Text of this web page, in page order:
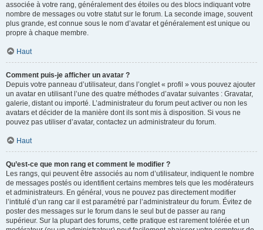
associée à votre rang, généralement des étoiles ou des blocs indiquant votre
nombre de messages ou votre statut sur le forum. La seconde image, souvent
plus grande, est connue sous le nom d’avatar et généralement est unique ou
propre à chaque membre.
Haut
Comment puis-je afficher un avatar ?
Depuis votre panneau d’utilisateur, dans l’onglet « profil » vous pouvez ajouter
un avatar en utilisant l’une des quatre méthodes d’avatar suivantes : Gravatar,
galerie, distant ou importé. L’administrateur du forum peut activer ou non les
avatars et décider de la manière dont ils sont mis à disposition. Si vous ne
pouvez pas utiliser d’avatar, contactez un administrateur du forum.
Haut
Qu’est-ce que mon rang et comment le modifier ?
Les rangs, qui peuvent être associés au nom d’utilisateur, indiquent le nombre
de messages postés ou identifient certains membres tels que les modérateurs
et administrateurs. En général, vous ne pouvez pas directement modifier
l’intitulé d’un rang car il est paramétré par l’administrateur du forum. Évitez de
poster des messages sur le forum dans le seul but de passer au rang
supérieur. Sur la plupart des forums, cette pratique est rarement tolérée et un